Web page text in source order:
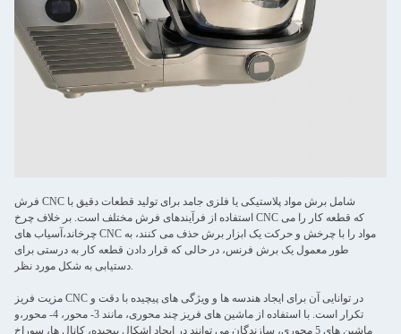
فرش CNC شامل برش مواد پلاستیکی یا فلزی جامد برای تولید قطعات دقیق با
استفاده از فرآیندهای فرش مختلف است. بر خلاف چرخ CNC که قطعه کار را می
چرخاند،آسیاب های CNC مواد را با چرخش و حرکت یک ابزار برش حذف می کنند، به
طور معمول یک برش فرنس، در حالی که قرار دادن قطعه کار به درستی برای
دستیابی به شکل مورد نظر.
مزیت فریز CNC در توانایی آن برای ایجاد هندسه ها و ویژگی های پیچیده با دقت و
تکرار است. با استفاده از ماشین های فریز چند محوری، مانند 3- محور، 4- محور،و
ماشین های 5 محوری، سازندگان می توانند در ایجاد اشکال پیچیده، کانال ها، سوراخ